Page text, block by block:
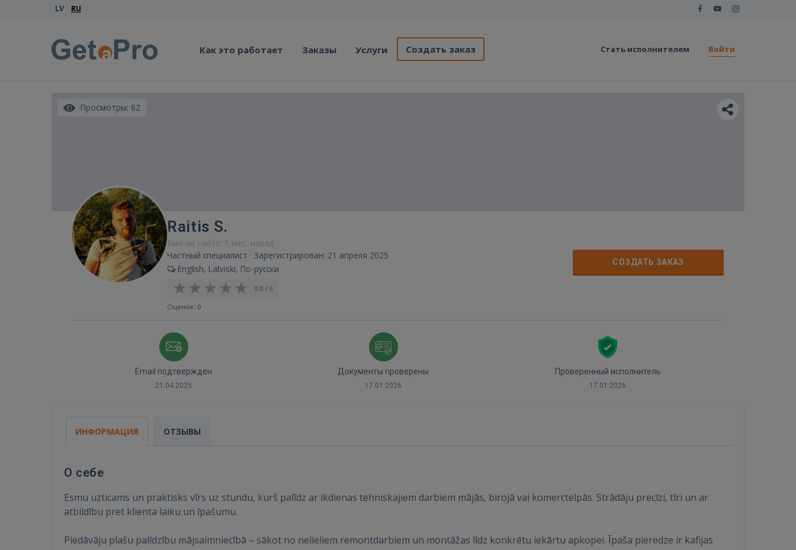
LV RU
Как это работает Заказы Услуги Создать заказ Стать исполнителем Войти
Просмотры: 62
Raitis S.
Был на сайте: 1 мес. назад
Частный специалист · Зарегистрирован: 21 апреля 2025
English, Latviski, По-русски
0,0 / 5
Оценок: 0
СОЗДАТЬ ЗАКАЗ
Email подтвержден
21.04.2025
Документы проверены
17.01.2026
Проверенный исполнитель
17.01.2026
ИНФОРМАЦИЯ ОТЗЫВЫ
О себе
Esmu uzticams un praktisks vīrs uz stundu, kurš palīdz ar ikdienas tehniskajiem darbiem mājās, birojā vai komerctelpās. Strādāju precīzi, tīri un ar
atbildību pret klienta laiku un īpašumu.
Piedāvāju plašu palīdzību mājsaimniecībā – sākot no nelieliem remontdarbiem un montāžas līdz konkrētu iekārtu apkopei. Īpaša pieredze ir kafijas